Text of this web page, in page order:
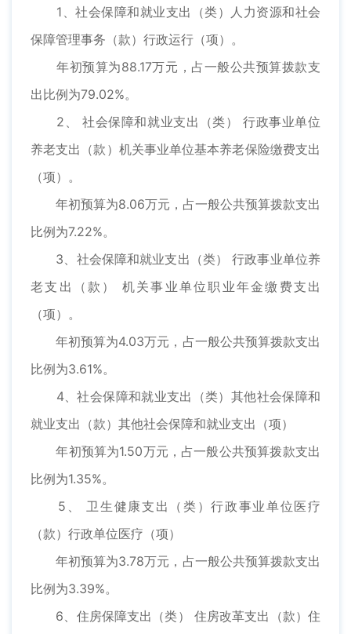
1、社会保障和就业支出（类）人力资源和社会
保障管理事务（款）行政运行（项）。
年初预算为88.17万元，占一般公共预算拨款支
出比例为79.02%。
2、 社会保障和就业支出（类） 行政事业单位
养老支出（款）机关事业单位基本养老保险缴费支出
（项）。
年初预算为8.06万元，占一般公共预算拨款支出
比例为7.22%。
3、社会保障和就业支出（类） 行政事业单位养
老支出（款） 机关事业单位职业年金缴费支出
（项）。
年初预算为4.03万元，占一般公共预算拨款支出
比例为3.61%。
4、社会保障和就业支出（类）其他社会保障和
就业支出（款）其他社会保障和就业支出（项）
年初预算为1.50万元，占一般公共预算拨款支出
比例为1.35%。
5、 卫生健康支出（类）行政事业单位医疗
（款）行政单位医疗（项）
年初预算为3.78万元，占一般公共预算拨款支出
比例为3.39%。
6、住房保障支出（类） 住房改革支出（款）住